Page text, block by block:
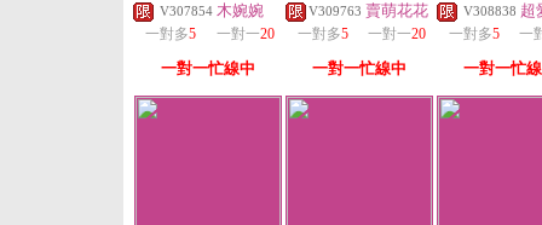
V307854 木婉婉
一對多5 一對一20
一對一忙線中
V309763 賣萌花花
一對多5 一對一20
一對一忙線中
V308838 超
一對多5 一
一對一忙